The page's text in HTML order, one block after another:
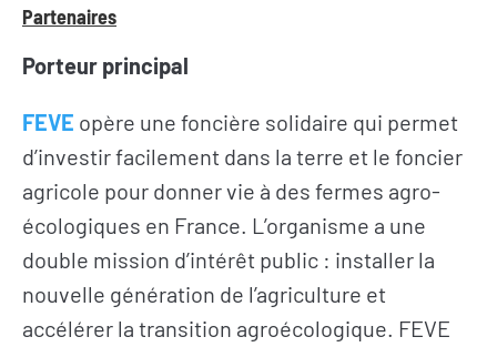
Partenaires
Porteur principal
FEVE opère une foncière solidaire qui permet
d’investir facilement dans la terre et le foncier
agricole pour donner vie à des fermes agro-
écologiques en France. L’organisme a une
double mission d’intérêt public : installer la
nouvelle génération de l’agriculture et
accélérer la transition agroécologique. FEVE